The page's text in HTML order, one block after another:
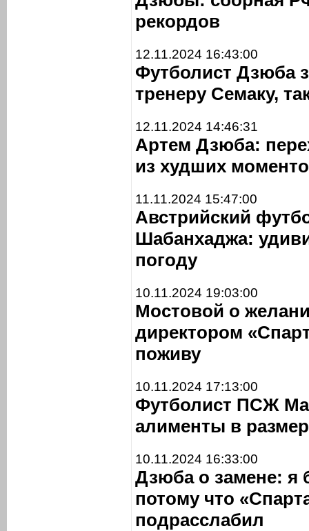
рекордов
12.11.2024 16:43:00
Футболист Дзюба
тренеру Семаку,
12.11.2024 14:46:31
Артем Дзюба:
из худших
11.11.2024 15:47:00
Австрийский
Шабанхаджа:
погоду
10.11.2024 19:03:00
Мостовой о
директором
поживу
10.11.2024 17:13:00
Футболист ПСЖ
алименты в
10.11.2024 16:33:00
Дзюба о замене: я
потому что
подрасслабил